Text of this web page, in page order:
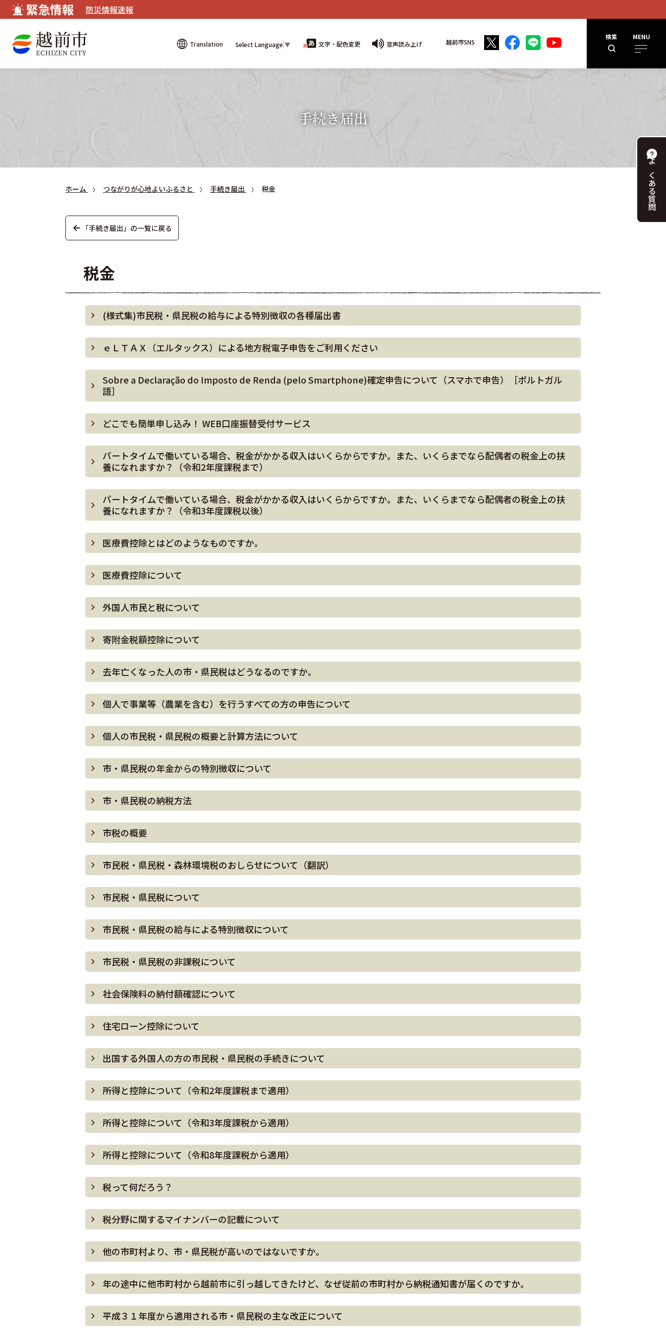
緊急情報 防災情報速報
検索
MENU
Translation
Select Language▼ 文字・配色変更 音声読み上げ 越前市SNS
よくある
質問
手続き届出
ホーム つながりが心地よいふるさと 手続き届出 税金
「手続き届出」の一覧に戻る
税金
(様式集)市民税・県民税の給与による特別徴収の各種届出書
ｅＬＴＡＸ（エルタックス）による地方税電子申告をご利用ください
Sobre a Declaração do Imposto de Renda (pelo Smartphone)確定申告について（スマホで申告）［ポルトガル
語］
どこでも簡単申し込み！ WEB口座振替受付サービス
パートタイムで働いている場合、税金がかかる収入はいくらからですか。また、いくらまでなら配偶者の税金上の扶
養になれますか？（令和2年度課税まで）
パートタイムで働いている場合、税金がかかる収入はいくらからですか。また、いくらまでなら配偶者の税金上の扶
養になれますか？（令和3年度課税以後）
医療費控除とはどのようなものですか。
医療費控除について
外国人市民と税について
寄附金税額控除について
去年亡くなった人の市・県民税はどうなるのですか。
個人で事業等（農業を含む）を行うすべての方の申告について
個人の市民税・県民税の概要と計算方法について
市・県民税の年金からの特別徴収について
市・県民税の納税方法
市税の概要
市民税・県民税・森林環境税のおしらせについて（翻訳）
市民税・県民税について
市民税・県民税の給与による特別徴収について
市民税・県民税の非課税について
社会保険料の納付額確認について
住宅ローン控除について
出国する外国人の方の市民税・県民税の手続きについて
所得と控除について（令和2年度課税まで適用）
所得と控除について（令和3年度課税から適用）
所得と控除について（令和8年度課税から適用）
税って何だろう？
税分野に関するマイナンバーの記載について
他の市町村より、市・県民税が高いのではないですか。
年の途中に他市町村から越前市に引っ越してきたけど、なぜ従前の市町村から納税通知書が届くのですか。
平成３１年度から適用される市・県民税の主な改正について